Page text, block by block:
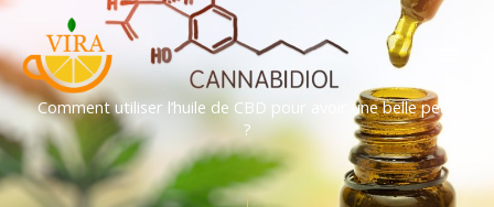
Aller
au
contenu
Comment utiliser l’huile de CBD pour avoir une belle peau
?